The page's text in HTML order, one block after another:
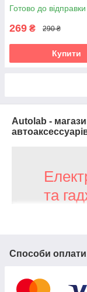
Готово до відправки
269 ₴ 290 ₴
Купити
Autolab -
та
Способи оплати